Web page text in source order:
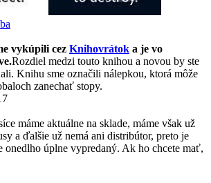
vykúpili cez Knihovrátok a je vo
Rozdiel medzi touto knihou a novou by ste
Knihu sme označili nálepkou, ktorá môže
zanechať stopy.
máme aktuálne na sklade, máme však už
a ďalšie už nemá ani distribútor, preto je
onedlho úplne vypredaný. Ak ho chcete mať,